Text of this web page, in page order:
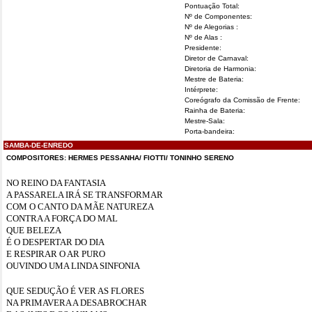
Pontuação Total:
Nº de Componentes:
Nº de Alegorias :
Nº de Alas :
Presidente:
Diretor de Carnaval:
Diretoria de Harmonia:
Mestre de Bateria:
Intérprete:
Coreógrafo da Comissão de Frente:
Rainha de Bateria:
Mestre-Sala:
Porta-bandeira:
SAMBA-DE-ENREDO
COMPOSITORES: HERMES PESSANHA/ FIOTTI/ TONINHO SERENO
NO REINO DA FANTASIA
A PASSARELA IRÁ SE TRANSFORMAR
COM O CANTO DA MÃE NATUREZA
CONTRA A FORÇA DO MAL
QUE BELEZA
É O DESPERTAR DO DIA
E RESPIRAR O AR PURO
OUVINDO UMA LINDA SINFONIA
QUE SEDUÇÃO É VER AS FLORES
NA PRIMAVERA A DESABROCHAR